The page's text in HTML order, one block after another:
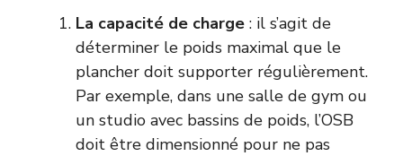
La capacité de charge : il s’agit de
déterminer le poids maximal que le
plancher doit supporter régulièrement.
Par exemple, dans une salle de gym ou
un studio avec bassins de poids, l’OSB
doit être dimensionné pour ne pas